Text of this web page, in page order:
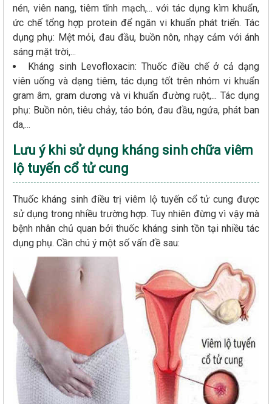
nén, viên nang, tiêm tĩnh mạch,... với tác dụng kìm khuẩn,
ức chế tổng hợp protein để ngăn vi khuẩn phát triển. Tác
dụng phụ: Mệt mỏi, đau đầu, buồn nôn, nhạy cảm với ánh
sáng mặt trời,...
Kháng sinh Levofloxacin: Thuốc điều chế ở cả dạng
viên uống và dạng tiêm, tác dụng tốt trên nhóm vi khuẩn
gram âm, gram dương và vi khuẩn đường ruột,... Tác dụng
phụ: Buồn nôn, tiêu chảy, táo bón, đau đầu, ngứa, phát ban
da,...
Lưu ý khi sử dụng kháng sinh chữa viêm
lộ tuyến cổ tử cung
Thuốc kháng sinh điều trị viêm lộ tuyến cổ tử cung được
sử dụng trong nhiều trường hợp. Tuy nhiên đừng vì vậy mà
bệnh nhân chủ quan bởi thuốc kháng sinh tồn tại nhiều tác
dụng phụ. Cần chú ý một số vấn đề sau: